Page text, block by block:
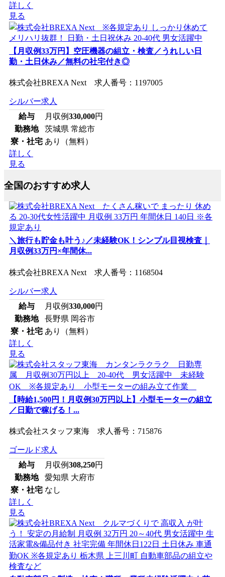
詳しく
見る
【月収例33万円】空圧機器の組立・検査／うれしい日
勤・土日休み／無料の社宅付き◎
株式会社BREXA Next 求人番号：1197005
シルバー求人
給与
月収例330,000円
勤務地
茨城県 常総市
寮・社宅 あり（無料）
詳しく
見る
全国のおすすめ求人
＼旅行も貯金も叶う♪／未経験OK！シンプル目視検査｜
月収例33万円×年間休...
株式会社BREXA Next 求人番号：1168504
シルバー求人
給与
月収例330,000円
勤務地
長野県 岡谷市
寮・社宅 あり（無料）
詳しく
見る
【時給1,500円！月収例30万円以上】小型モーターの組立
／日勤で稼げる！...
株式会社スタッフ東海 求人番号：715876
ゴールド求人
給与
月収例308,250円
勤務地
愛知県 大府市
寮・社宅 なし
詳しく
見る